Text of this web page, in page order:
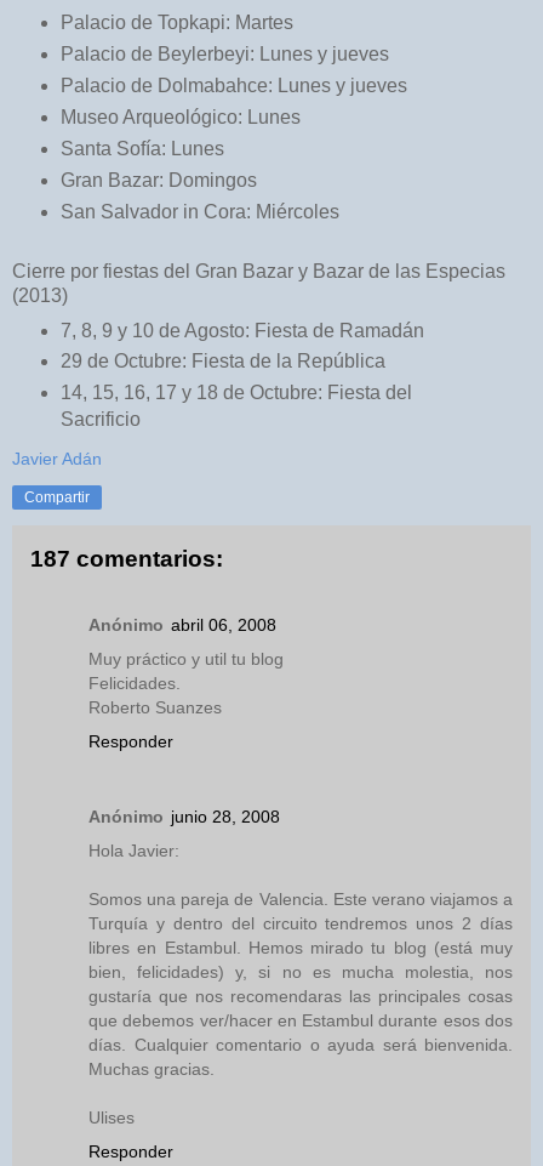
Palacio de Topkapi: Martes
Palacio de Beylerbeyi: Lunes y jueves
Palacio de Dolmabahce: Lunes y jueves
Museo Arqueológico: Lunes
Santa Sofía: Lunes
Gran Bazar: Domingos
San Salvador in Cora: Miércoles
Cierre por fiestas del Gran Bazar y Bazar de las Especias
(2013)
7, 8, 9 y 10 de Agosto: Fiesta de Ramadán
29 de Octubre: Fiesta de la República
14, 15, 16, 17 y 18 de Octubre: Fiesta del
Sacrificio
Javier Adán
Compartir
187 comentarios:
Anónimo abril 06, 2008
Muy práctico y util tu blog
Felicidades.
Roberto Suanzes
Responder
Anónimo junio 28, 2008
Hola Javier:
Somos una pareja de Valencia. Este verano viajamos a
Turquía y dentro del circuito tendremos unos 2 días
libres en Estambul. Hemos mirado tu blog (está muy
bien, felicidades) y, si no es mucha molestia, nos
gustaría que nos recomendaras las principales cosas
que debemos ver/hacer en Estambul durante esos dos
días. Cualquier comentario o ayuda será bienvenida.
Muchas gracias.
Ulises
Responder